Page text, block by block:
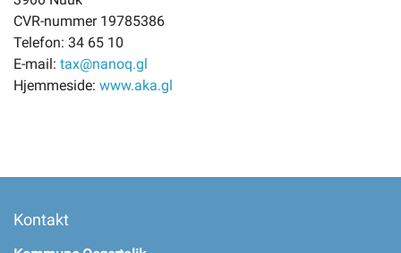
CVR-nummer 19785386
Telefon: 34 65 10
E-mail: tax@nanoq.gl
Hjemmeside: www.aka.gl
Kontakt